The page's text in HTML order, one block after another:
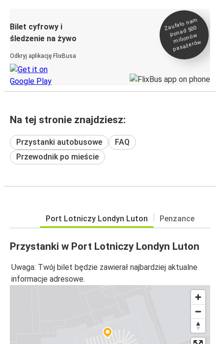
Bilet cyfrowy i
śledzenie na żywo
Odkryj aplikację FlixBusa
Zaufało na
m
ponad 500
milionó
w
pasażeró
w
Na tej stronie znajdziesz:
Przystanki autobusowe
FAQ
Przewodnik po mieście
Port Lotniczy Londyn Luton Penzance
Przystanki w Port Lotniczy Londyn Luton
Uwaga: Twój bilet będzie zawierał najbardziej aktualne
informacje adresowe.